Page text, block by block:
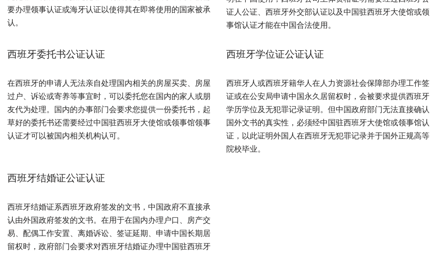
要办理领事认证或海牙认证以使得其在即将使用的国家被承
认。
证人公证、西班牙外交部认证以及中国驻西班牙大使馆或领
事馆认证才能在中国合法使用。
西班牙委托书公证认证
在西班牙的申请人无法亲自处理国内相关的房屋买卖、房屋
过户、诉讼或寄养等事宜时，可以委托您在国内的家人或朋
友代为处理。国内的办事部门会要求您提供一份委托书，起
草好的委托书还需要经过中国驻西班牙大使馆或领事馆领事
认证才可以被国内相关机构认可。
西班牙学位证公证认证
西班牙人或西班牙籍华人在人力资源社会保障部办理工作签
证或在公安局申请中国永久居留权时，会被要求提供西班牙
学历学位及无犯罪记录证明。但中国政府部门无法直接确认
国外文书的真实性，必须经中国驻西班牙大使馆或领事馆认
证，以此证明外国人在西班牙无犯罪记录并于国外正规高等
院校毕业。
西班牙结婚证公证认证
西班牙结婚证系西班牙政府签发的文书，中国政府不直接承
认由外国政府签发的文书。在用于在国内办理户口、房产交
易、配偶工作安置、离婚诉讼、签证延期、申请中国长期居
留权时，政府部门会要求对西班牙结婚证办理中国驻西班牙